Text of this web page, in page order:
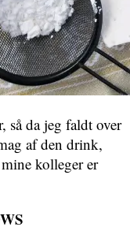
så da jeg faldt over
af den drink,
kolleger er